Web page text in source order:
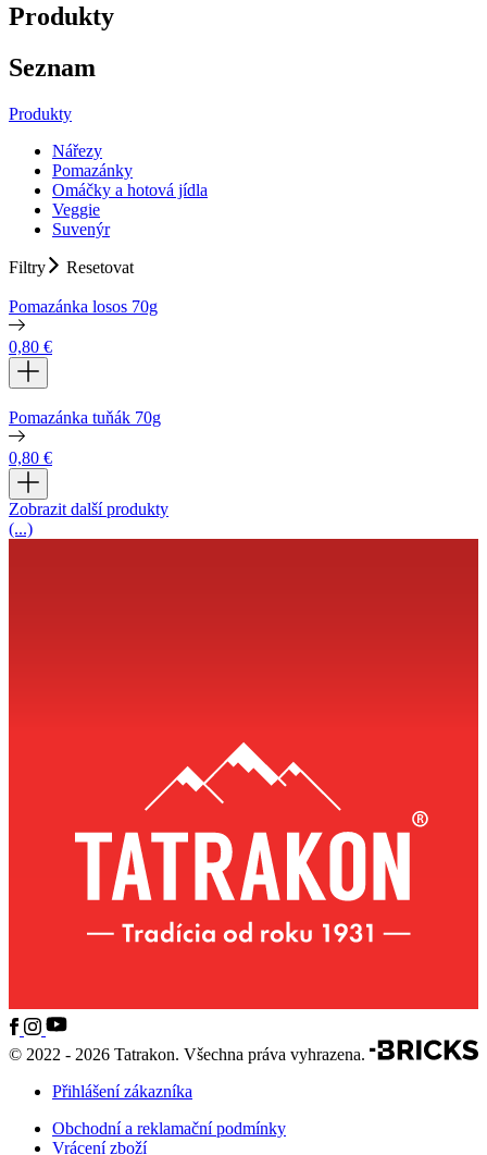
Produkty
Seznam
Produkty
Nářezy
Pomazánky
Omáčky a hotová jídla
Veggie
Suvenýr
Filtry Resetovat
Pomazánka losos 70g
0,80 €
Pomazánka tuňák 70g
0,80 €
Zobrazit další produkty
(...)
© 2022 - 2026 Tatrakon. Všechna práva vyhrazena.
Přihlášení zákazníka
Obchodní a reklamační podmínky
Vrácení zboží